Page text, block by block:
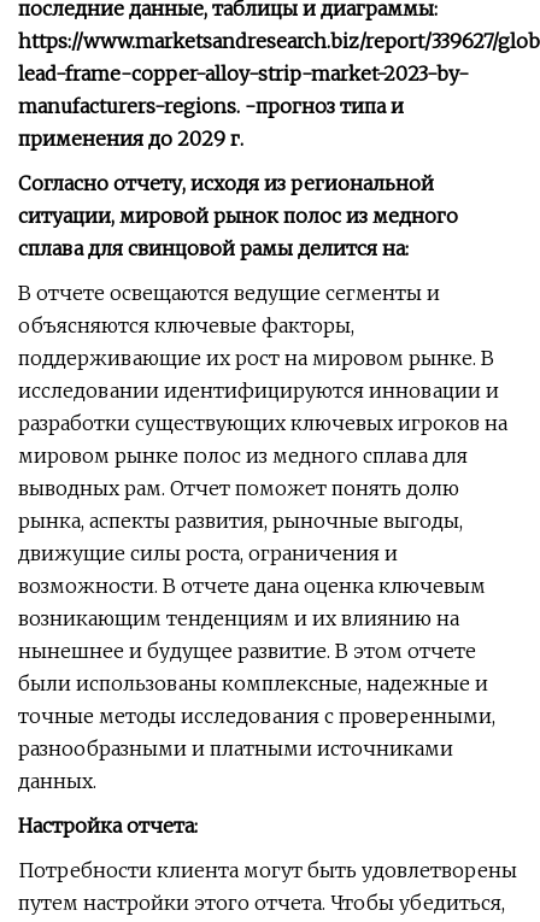
последние данные, таблицы и диаграммы:
https://www.marketsandresearch.biz/report/339627/
lead-frame-copper-alloy-strip-market-2023-by-
manufacturers-regions. -прогноз типа и
применения до 2029 г.
Согласно отчету, исходя из региональной
ситуации, мировой рынок полос из медного
сплава для свинцовой рамы делится на:
В отчете освещаются ведущие сегменты и
объясняются ключевые факторы,
поддерживающие их рост на мировом рынке. В
исследовании идентифицируются инновации и
разработки существующих ключевых игроков на
мировом рынке полос из медного сплава для
выводных рам. Отчет поможет понять долю
рынка, аспекты развития, рыночные выгоды,
движущие силы роста, ограничения и
возможности. В отчете дана оценка ключевым
возникающим тенденциям и их влиянию на
нынешнее и будущее развитие. В этом отчете
были использованы комплексные, надежные и
точные методы исследования с проверенными,
разнообразными и платными источниками
данных.
Настройка отчета:
Потребности клиента могут быть удовлетворены
путем настройки этого отчета. Чтобы убедиться,